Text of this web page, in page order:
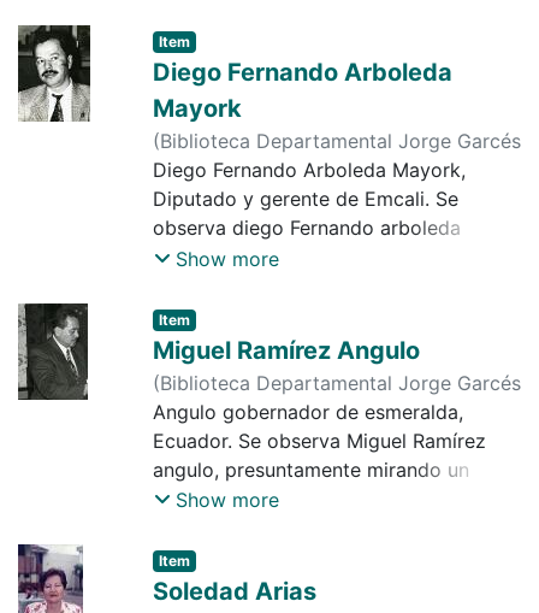
Item
Diego Fernando Arboleda
Mayork
(Biblioteca Departamental Jorge Garcés
Borrero,1995-08-15)Diario Occidente
Diego Fernando Arboleda Mayork,
Diputado y gerente de Emcali. Se
observa diego Fernando arboleda
Mayork, con traje de gala.
Show more
Item
Miguel Ramírez Angulo
(Biblioteca Departamental Jorge Garcés
Borrero ,1990)Duque, Oscar
Angulo gobernador de esmeralda,
Ecuador. Se observa Miguel Ramírez
angulo, presuntamente mirando un
documento y con traje de gala.
Show more
Item
Soledad Arias